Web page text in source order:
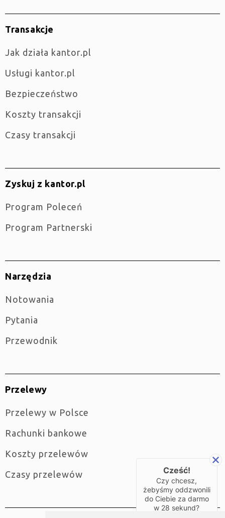
Transakcje
jak działa kantor.pl
Usługi kantor.pl
Bezpieczeństwo
Koszty transakcji
Czasy transakcji
Zyskuj z kantor.pl
Program Poleceń
Program Partnerski
Narzędzia
Notowania
Pytania
Przewodnik
Przelewy
Przelewy w Polsce
Rachunki bankowe
Koszty przelewów
Czasy przelewów Cześć!
Czy chcesz,
żebyśmy oddzwonili
do Ciebie za darmo
w 28 sekund?